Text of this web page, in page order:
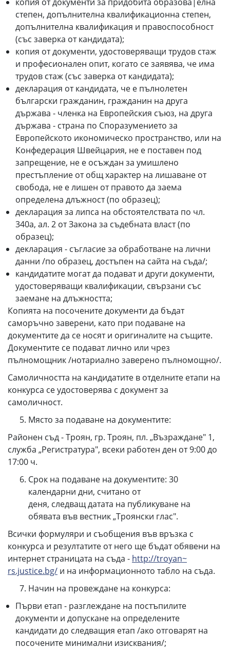
степен, допълнителна квалификационна степен,
допълнителна квалификация и правоспособност
(със заверка от кандидата);
копия от документи, удостоверяващи трудов стаж
и професионален опит, когато се заявява, че има
трудов стаж (със заверка от кандидата);
декларация от кандидата, че е пълнолетен
български гражданин, гражданин на друга
държава - членка на Европейския съюз, на друга
държава - страна по Споразумението за
Европейското икономическо пространство, или на
Конфедерация Швейцария, не е поставен под
запрещение, не е осъждан за умишлено
престъпление от общ характер на лишаване от
свобода, не е лишен от правото да заема
определена длъжност (по образец);
декларация за липса на обстоятелствата по чл.
340а, ал. 2 от Закона за съдебната власт (по
образец);
декларация - съгласие за обработване на лични
данни /по образец, достъпен на сайта на съда/;
кандидатите могат да подават и други документи,
удостоверяващи квалификации, свързани със
заемане на длъжността;
Копията на посочените документи да бъдат
саморъчно заверени, като при подаване на
документите да се носят и оригиналите на същите.
Документите се подават лично или чрез
пълномощник /нотариално заверено пълномощно/.
Самоличността на кандидатите в отделните етапи на
конкурса се удостоверява с документ за
самоличност.
Място за подаване на документите:
Районен съд - Троян, гр. Троян, пл. „Възраждане" 1,
служба „Регистратура", всеки работен ден от 9:00 до
17:00 ч.
Срок на подаване на документите: 30
календарни дни, считано от
деня, следващ датата на публикуване на
обявата във вестник „Троянски глас".
Всички формуляри и съобщения във връзка с
конкурса и резултатите от него ще бъдат обявени на
интернет страницата на съда - http://troyan~
rs.justice.bg/ и на информационното табло на съда.
Начин на провеждане на конкурса:
Първи етап - разглеждане на постъпилите
документи и допускане на определените
кандидати до следващия етап /ако отговарят на
посочените минимални изисквания/;